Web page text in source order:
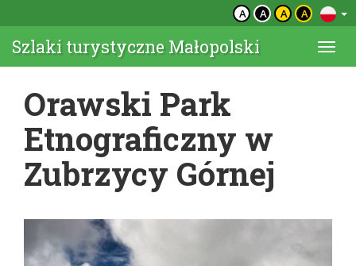
A A A A
Szlaki turystyczne Małopolski
Orawski Park
Etnograficzny w
Zubrzycy Górnej